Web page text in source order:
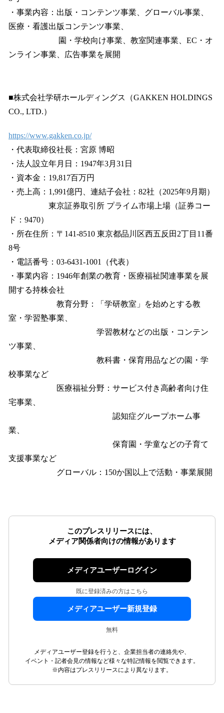
・事業内容：出版・コンテンツ事業、グローバル事業、
医療・看護出版コンテンツ事業、
園・学校向け事業、教室関連事業、EC・オ
ンライン事業、広告事業を展開
■株式会社学研ホールディングス（GAKKEN HOLDINGS
CO., LTD.）
https://www.gakken.co.jp/
・代表取締役社長：宮原 博昭
・法人設立年月日：1947年3月31日
・資本金：19,817百万円
・売上高：1,991億円、連結子会社：82社（2025年9月期）
東京証券取引所 プライム市場上場（証券コー
ド：9470）
・所在住所：〒141-8510 東京都品川区西五反田2丁目11番
8号
・電話番号：03-6431-1001（代表）
・事業内容：1946年創業の教育・医療福祉関連事業を展
開する持株会社
教育分野：「学研教室」を始めとする教
室・学習塾事業、
学習教材などの出版・コンテン
ツ事業、
教科書・保育用品などの園・学
校事業など
医療福祉分野：サービス付き高齢者向け住
宅事業、
認知症グループホーム事
業、
保育園・学童などの子育て
支援事業など
グローバル：150か国以上で活動・事業展開
このプレスリリースには、
メディア関係者向けの情報があります
メディアユーザーログイン
既に登録済みの方はこちら
メディアユーザー新規登録
無料
メディアユーザー登録を行うと、企業担当者の連絡先や、
イベント・記者会見の情報など様々な特記情報を閲覧できます。
※内容はプレスリリースにより異なります。